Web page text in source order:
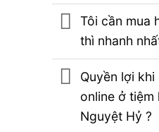
Tôi cần mua
thì nhanh
Quyền lợi khi
online ở tiệm
Nguyệt Hỷ ?